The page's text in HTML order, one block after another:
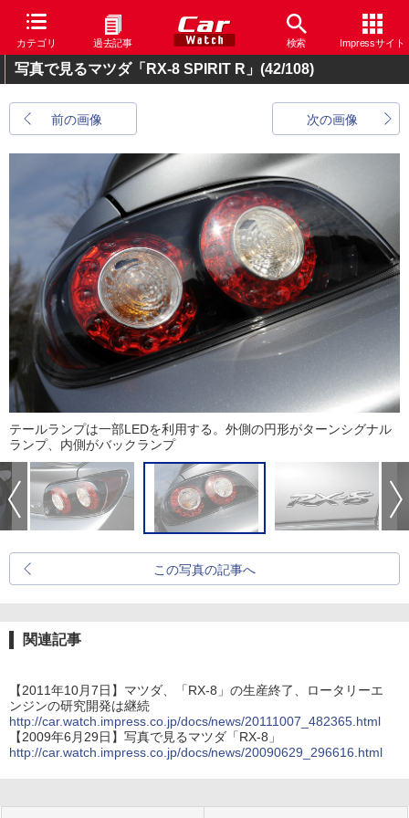
カテゴリ 過去記事 検索 Impressサイト
写真で見るマツダ「RX-8 SPIRIT R」 (42/108)
前の画像 次の画像
テールランプは一部LEDを利用する。外側の円形がターンシグナル
ランプ、内側がバックランプ
この写真の記事へ
関連記事
【2011年10月7日】マツダ、「RX-8」の生産終了、ロータリーエ
ンジンの研究開発は継続
http://car.watch.impress.co.jp/docs/news/20111007_482365.html
【2009年6月29日】写真で見るマツダ「RX-8」
http://car.watch.impress.co.jp/docs/news/20090629_296616.html